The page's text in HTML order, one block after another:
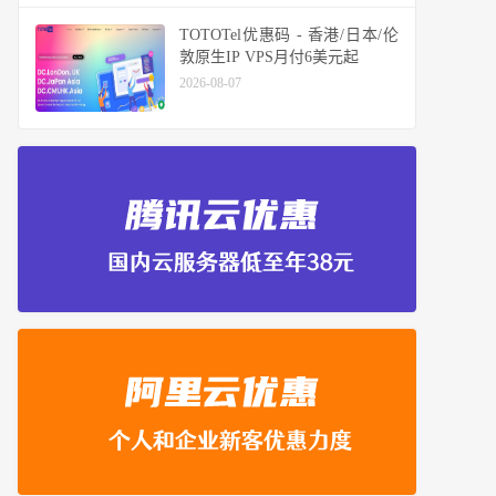
TOTOTel优惠码 - 香港/日本/伦
敦原生IP VPS月付6美元起
2026-08-07